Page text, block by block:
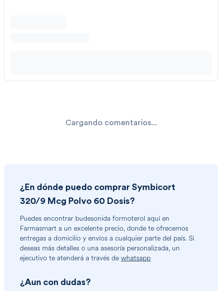
Cargando comentarios...
¿En dónde puedo comprar Symbicort
320/9 Mcg Polvo 60 Dosis?
Puedes encontrar budesonida formoterol aquí en
Farmasmart a un excelente precio, donde te ofrecemos
entregas a domicilio y envíos a cualquier parte del país. Si
deseas más detalles o una asesoría personalizada, un
ejecutivo te atenderá a través de whatsapp
¿Aun con dudas?